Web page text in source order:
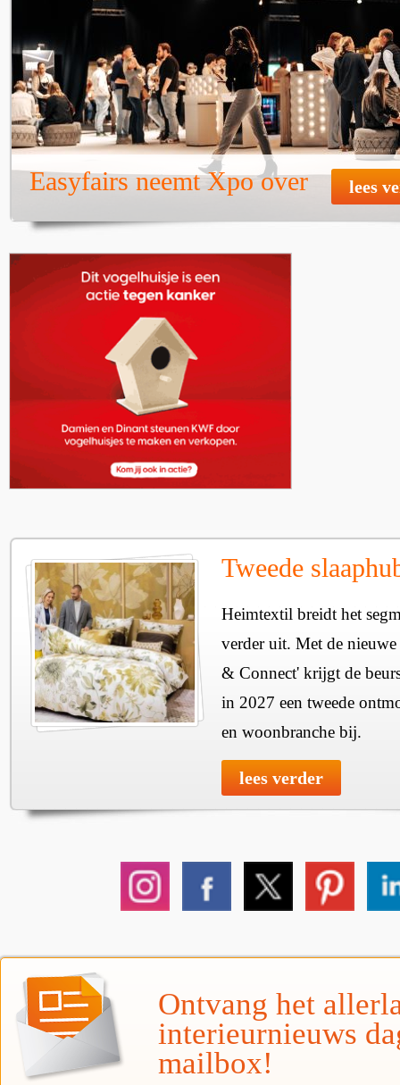
Easyfairs neemt Xpo over lees
Tweede
Heimtextil breidt het
verder uit. Met de
& Connect' krijgt de
in 2027 een tweede
en woonbranche bij.
lees verder
Ontvang het
interieurnieuws
mailbox!